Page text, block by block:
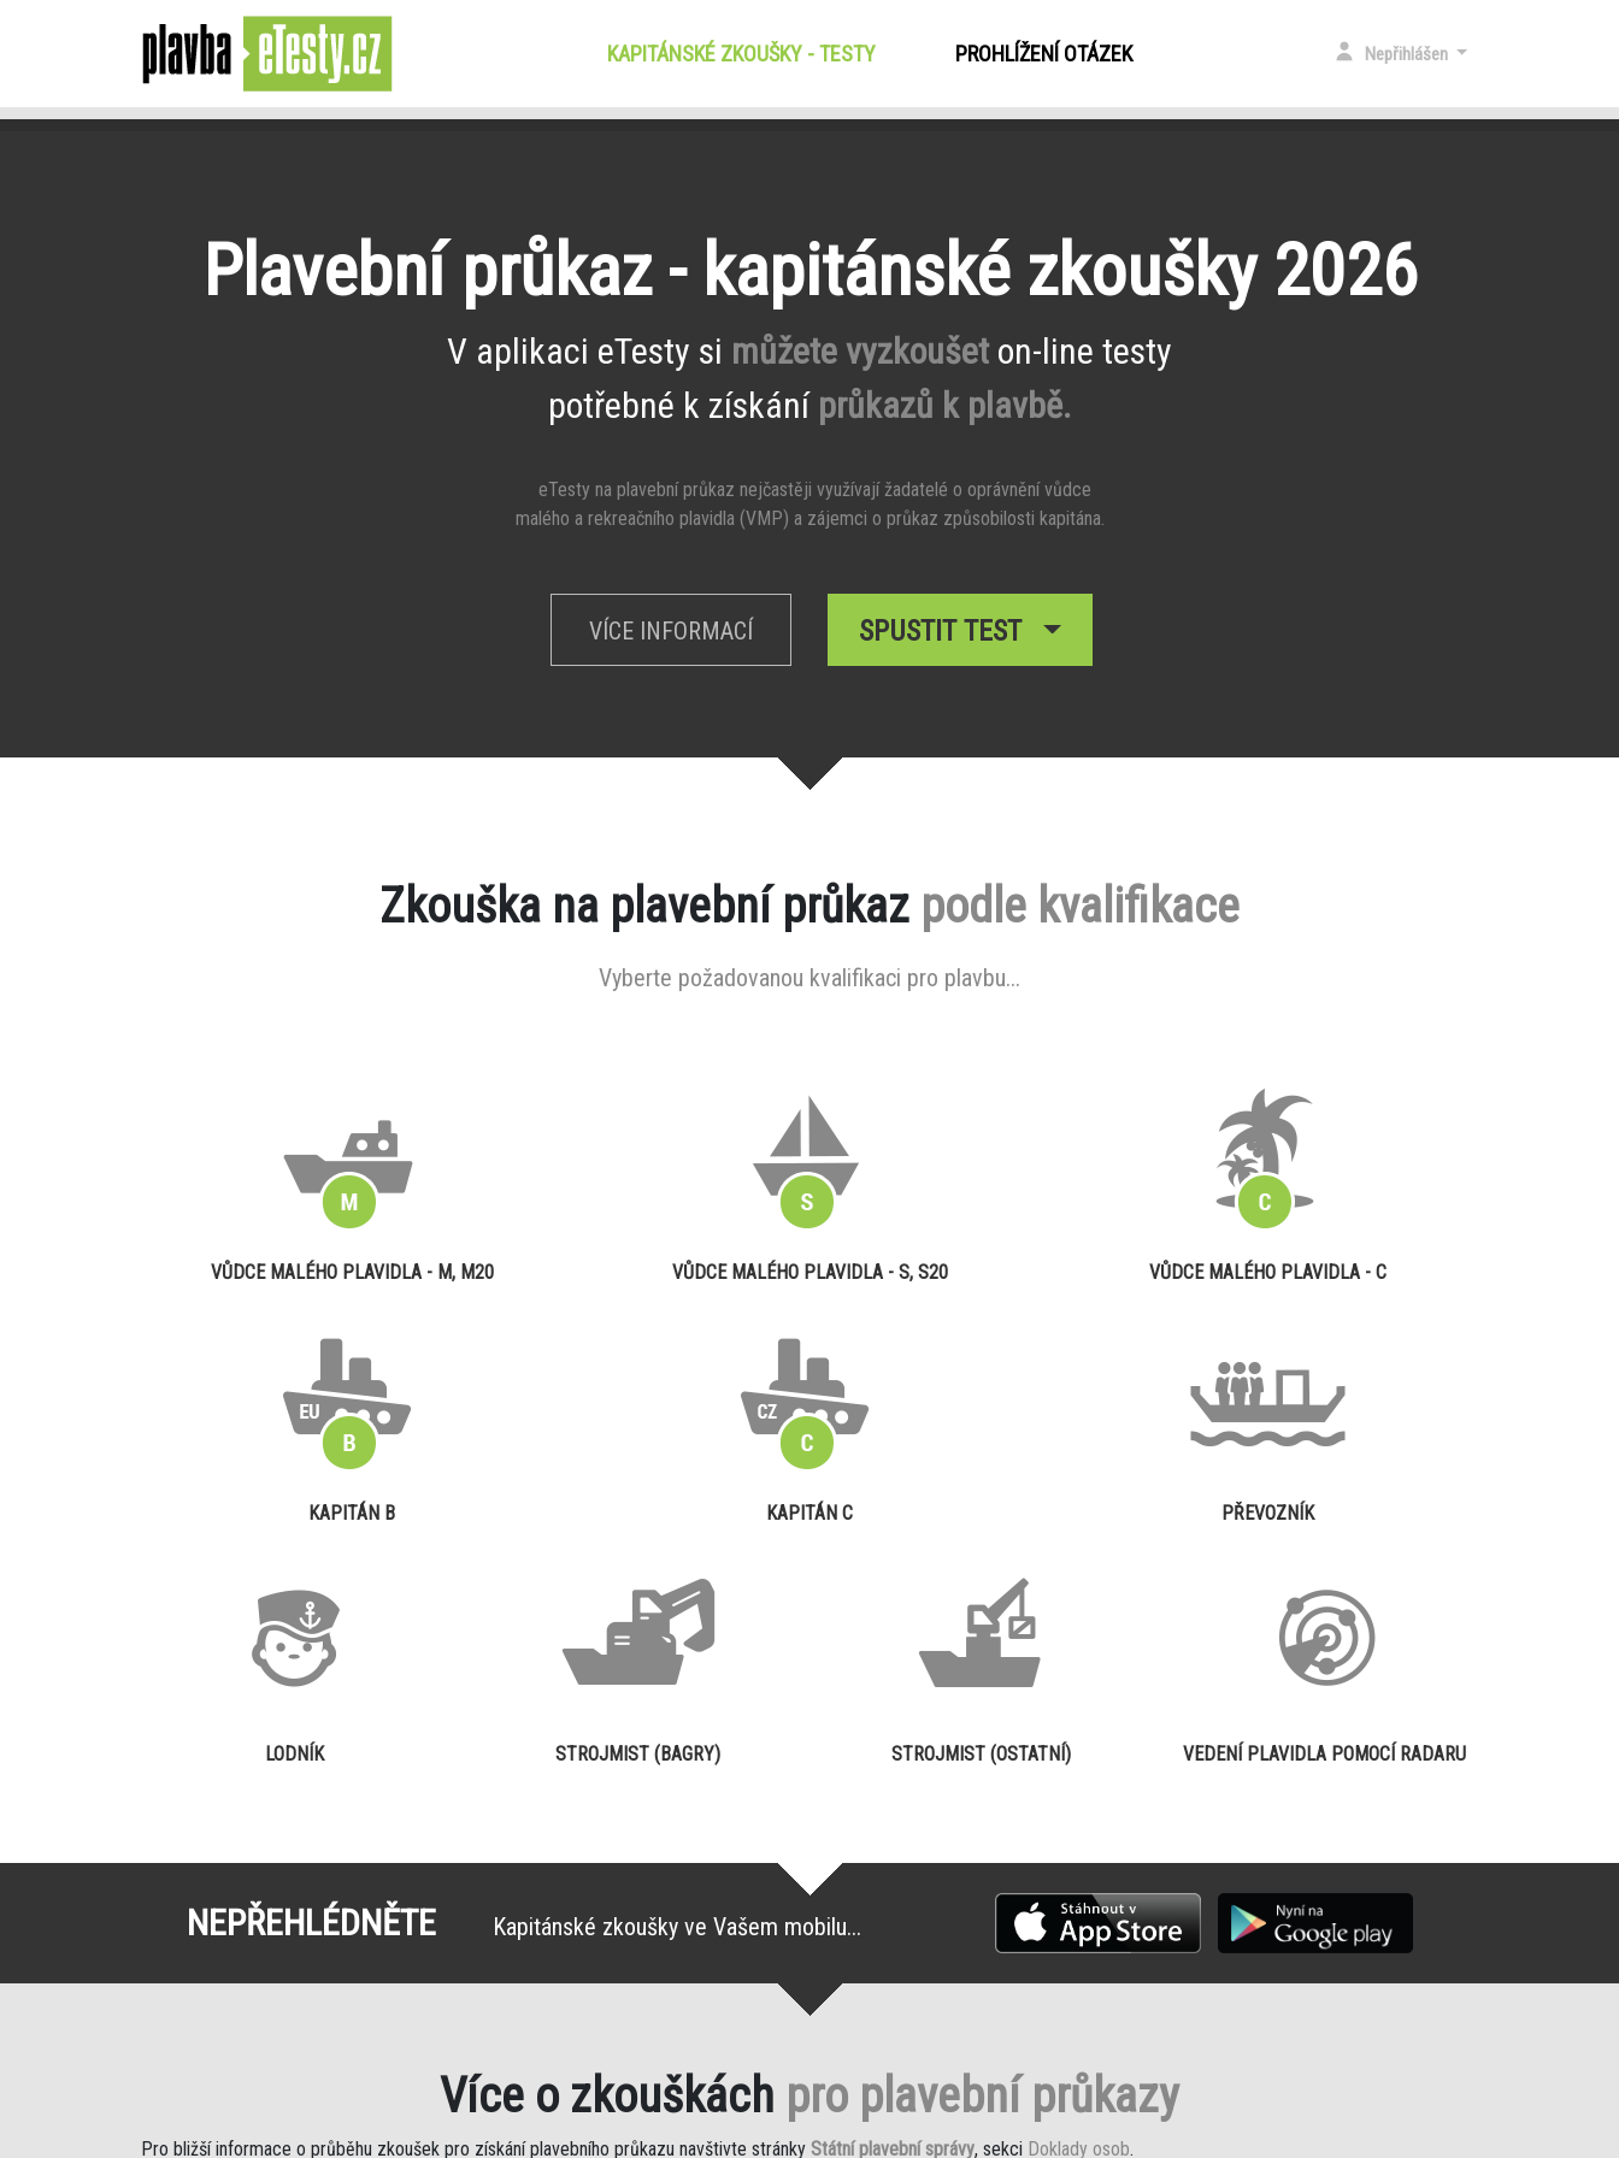
KAPITÁNSKÉ ZKOUŠKY - TESTY(CURRENT)PROHLÍŽENÍ OTÁZEK Nepřihlášen
Plavební průkaz - kapitánské zkoušky 2026
V aplikaci eTesty si můžete vyzkoušet on-line testy
potřebné k získání průkazů k plavbě.
eTesty na plavební průkaz nejčastěji využívají žadatelé o oprávnění vůdce
malého a rekreačního plavidla (VMP) a zájemci o průkaz způsobilosti kapitána.
VÍCE INFORMACÍ SPUSTIT TEST
Zkouška na plavební průkaz podle kvalifikace
Vyberte požadovanou kvalifikaci pro plavbu...
VŮDCE MALÉHO PLAVIDLA - M, M20 VŮDCE MALÉHO PLAVIDLA - S, S20 VŮDCE MALÉHO PLAVIDLA - C
KAPITÁN B KAPITÁN C PŘEVOZNÍK
LODNÍK STROJMIST (BAGRY) STROJMIST (OSTATNÍ) VEDENÍ PLAVIDLA POMOCÍ RADARU
NEPŘEHLÉDNĚTE Kapitánské zkoušky ve Vašem mobilu...
Více o zkouškách pro plavební průkazy
Pro bližší informace o průběhu zkoušek pro získání plavebního průkazu navštivte stránky Státní plavební správy, sekci Doklady osob.